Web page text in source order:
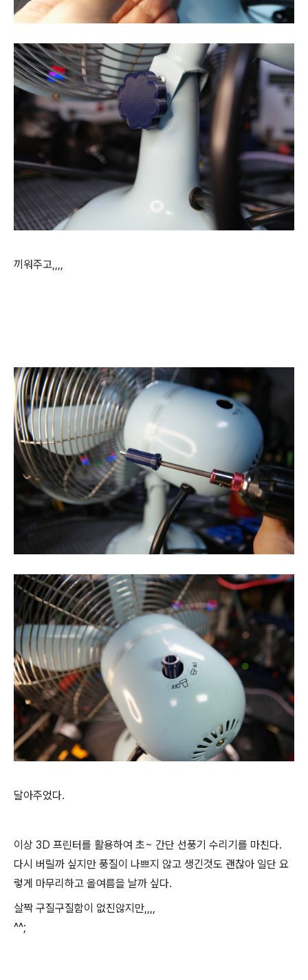
끼워주고,,,,
달아주었다.
이상 3D 프린터를 활용하여 초~ 간단 선풍기 수리기를 마친다.
다시 버릴까 싶지만 풍질이 나쁘지 않고 생긴것도 괜찮아 일단 요
렇게 마무리하고 올여름을 날까 싶다.
살짝 구질구질함이 없진않지만,,,,
^^;